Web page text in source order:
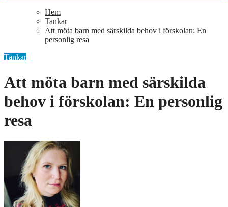
Hem
Tankar
Att möta barn med särskilda behov i förskolan: En
personlig resa
Tankar
Att möta barn med särskilda
behov i förskolan: En personlig
resa